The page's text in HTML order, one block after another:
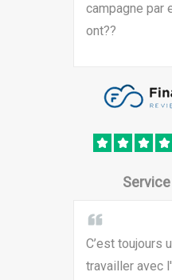
campagne par
ont??
C’est toujours
travailler avec